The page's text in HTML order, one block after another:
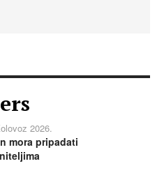
2026.
mora pripadati